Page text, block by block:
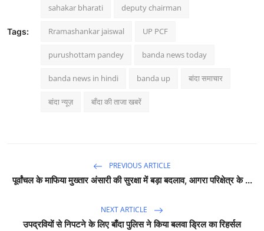
Tags:
sahakar bharati deputy chairman
Rramashankar jaiswal UP PCF
purushottam pandey banda news today
banda news in hindi banda up बांदा समाचार
बांदा न्यूज़ बाँदा की ताजा खबरें
PREVIOUS ARTICLE
पूर्वांचल के माफिया मुख्तार अंसारी की सुरक्षा में बड़ा बदलाव, आगरा परिक्षेत्र के ...
NEXT ARTICLE
उपद्रवियों से निपटने के लिए बाँदा पुलिस ने किया बलवा ड्रिल का रिहर्सल